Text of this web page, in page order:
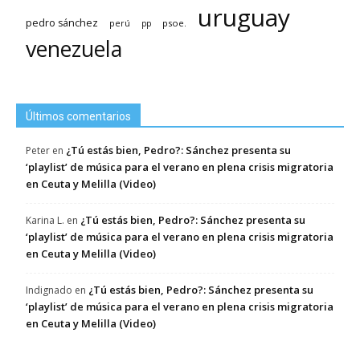
pedro sánchez perú pp psoe. uruguay
venezuela
Últimos comentarios
Peter en ¿Tú estás bien, Pedro?: Sánchez presenta su
‘playlist’ de música para el verano en plena crisis migratoria
en Ceuta y Melilla (Video)
Karina L. en ¿Tú estás bien, Pedro?: Sánchez presenta su
‘playlist’ de música para el verano en plena crisis migratoria
en Ceuta y Melilla (Video)
Indignado en ¿Tú estás bien, Pedro?: Sánchez presenta su
‘playlist’ de música para el verano en plena crisis migratoria
en Ceuta y Melilla (Video)